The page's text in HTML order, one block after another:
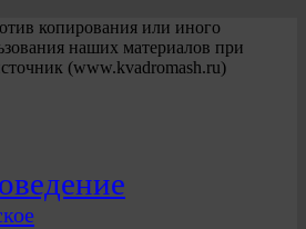
копирования или иного
наших материалов при
(www.kvadromash.ru)